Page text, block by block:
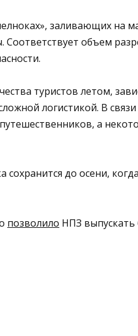
заливающих на
объем
туристов летом,
логистикой. В связи
а
до осени,
позволило НПЗ выпускать